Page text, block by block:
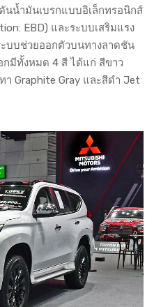
นน้ำมันเบรกแบบอิเล็กทรอนิกส์
EBD) และระบบเสริมแรง
ะบบช่วยออกตัวบนทางลาดชัน
กมีทั้งหมด 4 สี ได้แก่ สีขาว
า Graphite Gray และสีดำ Jet